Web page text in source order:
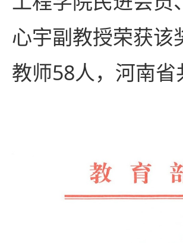
心宇副教授荣获该
教师58人，河南